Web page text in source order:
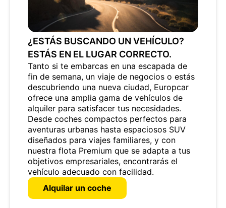
¿ESTÁS BUSCANDO UN VEHÍCULO?
ESTÁS EN EL LUGAR CORRECTO.
Tanto si te embarcas en una escapada de
fin de semana, un viaje de negocios o estás
descubriendo una nueva ciudad, Europcar
ofrece una amplia gama de vehículos de
alquiler para satisfacer tus necesidades.
Desde coches compactos perfectos para
aventuras urbanas hasta espaciosos SUV
diseñados para viajes familiares, y con
nuestra flota Premium que se adapta a tus
objetivos empresariales, encontrarás el
vehículo adecuado con facilidad.
Alquilar un coche